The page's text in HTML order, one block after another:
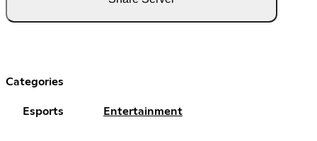
Categories
Esports Entertainment